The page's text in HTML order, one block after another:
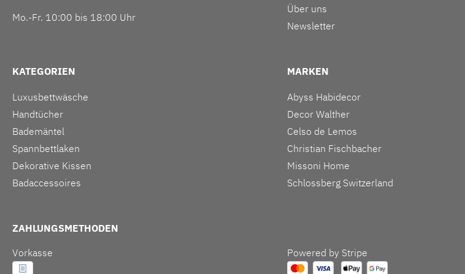
Mo.-Fr. 10:00 bis 18:00 Uhr
Über uns
Newsletter
KATEGORIEN
Luxusbettwäsche
Handtücher
Bademäntel
Spannbettlaken
Dekorative Kissen
Badaccessoires
MARKEN
Abyss Habidecor
Decor Walther
Celso de Lemos
Christian Fischbacher
Missoni Home
Schlossberg Switzerland
ZAHLUNGSMETHODEN
Vorkasse
Powered by Stripe